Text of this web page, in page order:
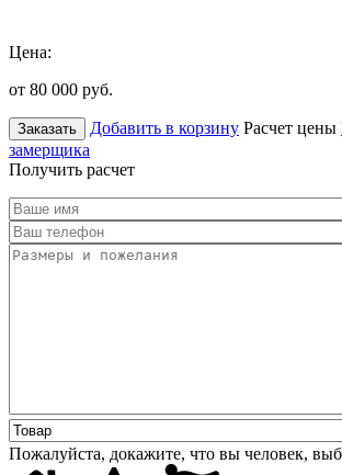
Цена:
от 80 000 руб.
Заказать Добавить в корзину Расчет цены
замерщика
Получить расчет
Пожалуйста, докажите, что вы человек,